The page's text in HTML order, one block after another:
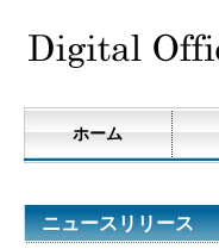
ホーム
ニュースリリース